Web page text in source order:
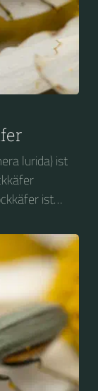
lurida) ist
ist